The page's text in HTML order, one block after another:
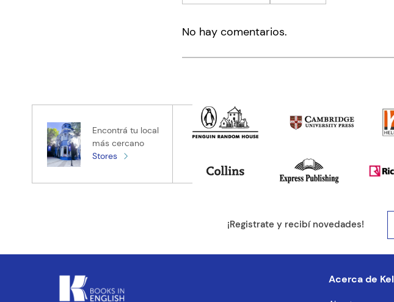
Título
Tu nombre
Tu ubicación
No hay comentarios.
Encontrá tu local
más cercano
Stores
¡Registrate y recibí novedades!
Acerca de Kel